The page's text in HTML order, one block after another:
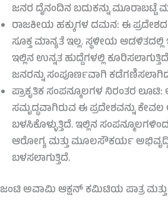
ಜನರ ದೈನಂದಿನ ಬದುಕನ್ನು ಮೂರಾಬಟ್ಟೆ
ರಾಜಕೀಯ ಹಕ್ಕುಗಳ ದಮನ: ಈ
ಸೂಕ್ತ ಮಾನ್ಯತೆ ಇಲ್ಲ. ಸ್ಥಳೀಯ ಆಡಳಿತದಲ್ಲಿ
ಇಲ್ಲಿನ ಉನ್ನತ ಹುದ್ದೆಗಳಲ್ಲಿ
ಜನರನ್ನು ಸಂಪೂರ್ಣವಾಗಿ
ಪ್ರಾಕೃತಿಕ ಸಂಪನ್ಮೂಲಗಳ ನಿರಂತರ
ಸಮೃದ್ಧವಾಗಿರುವ ಈ ಪ್ರದೇಶವನ್ನು
ಬಳಸಿಕೊಳ್ಳುತ್ತಿದೆ. ಇಲ್ಲಿನ
ಆರೋಗ್ಯ ಮತ್ತು ಮೂಲಸೌಕರ್ಯ
ಬಳಸಲಾಗುತ್ತಿದೆ.
ಜಂಟಿ ಅವಾಮಿ ಆಕ್ಷನ್ ಕಮಿಟಿಯ ಪಾತ್ರ